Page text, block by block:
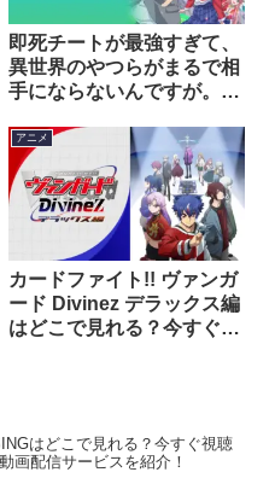
即死チートが最強すぎて、
異世界のやつらがまるで相
手にならないんですが。は
できる動画配信サービスを
紹介！
アニメ
カードファイト!! ヴァンガ
ード Divinez デラックス編
はどこで見れる？今すぐ視
はどこで見れる？今すぐ視聴
画配信サービスを紹介！